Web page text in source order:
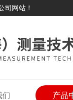
司网站！
们 产品